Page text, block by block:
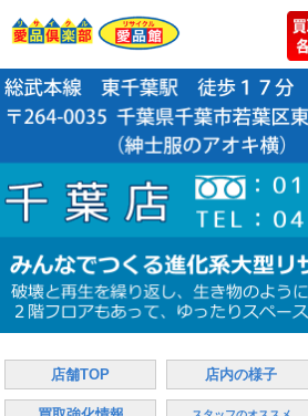
店舗TOP 店内の様子